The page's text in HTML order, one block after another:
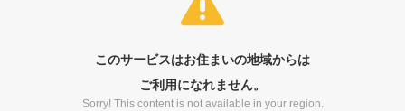
このサービスはお住まいの地域からは
ご利用になれません。
Sorry! This content is not available in your region.